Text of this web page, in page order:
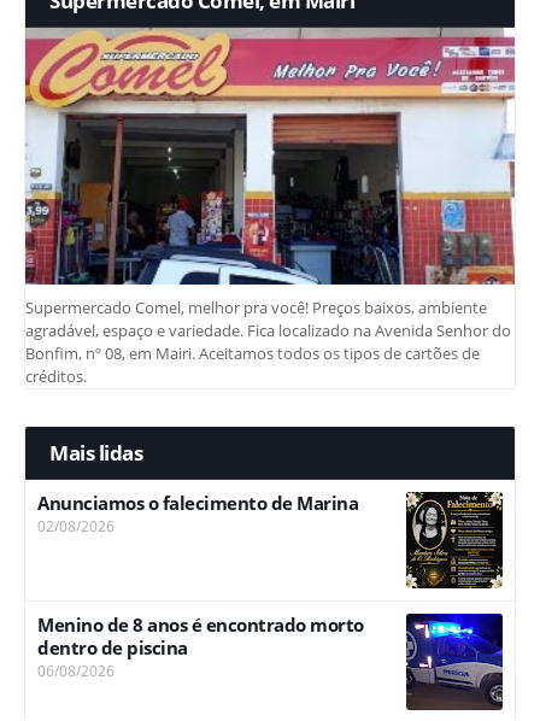
Supermercado Comel, melhor pra você! Preços baixos, ambiente
agradável, espaço e variedade. Fica localizado na Avenida Senhor do
Bonfim, nº 08, em Mairi. Aceitamos todos os tipos de cartões de
créditos.
Mais lidas
Anunciamos o falecimento de Marina
02/08/2026
Menino de 8 anos é encontrado morto
dentro de piscina
06/08/2026